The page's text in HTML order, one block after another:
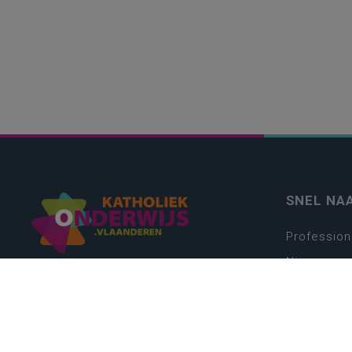
SNEL
Nieuws